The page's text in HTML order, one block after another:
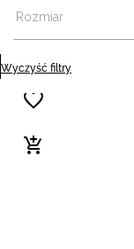
Rozmiar
Wyczyść filtry